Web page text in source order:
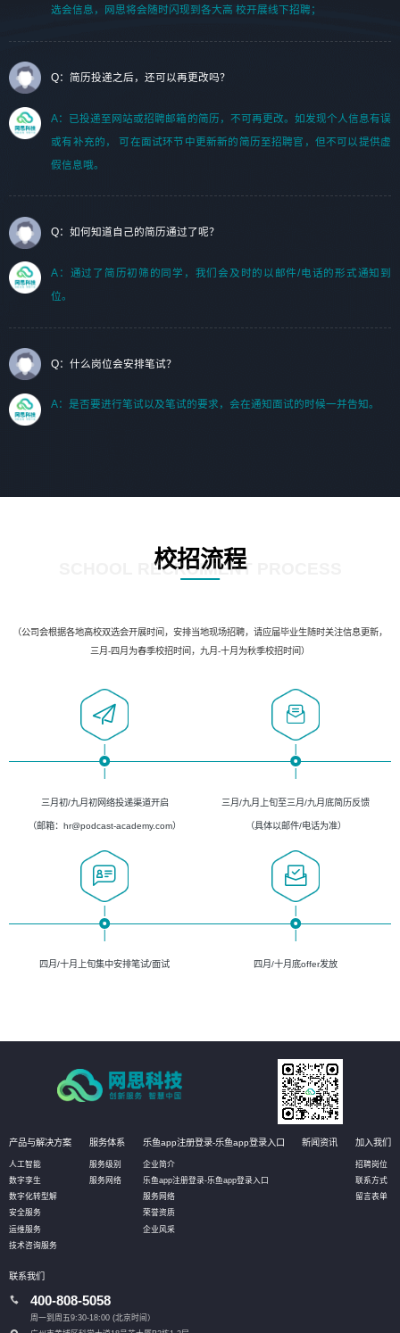
选会信息，网思将会随时闪现到各大高 校开展线下招聘；
Q：简历投递之后，还可以再更改吗？
A：已投递至网站或招聘邮箱的简历，不可再更改。如发现个人信息有误
或有补充的， 可在面试环节中更新新的简历至招聘官，但不可以提供虚
假信息哦。
Q：如何知道自己的简历通过了呢？
A：通过了简历初筛的同学，我们会及时的以邮件/电话的形式通知到
位。
Q：什么岗位会安排笔试？
A：是否要进行笔试以及笔试的要求，会在通知面试的时候一并告知。
校招流程
SCHOOL RECRUIMENT PROCESS
（公司会根据各地高校双选会开展时间，安排当地现场招聘，请应届毕业生随时关注信息更新，
三月-四月为春季校招时间，九月-十月为秋季校招时间）
三月初/九月初网络投递渠道开启
（邮箱：hr@podcast-academy.com）
三月/九月上旬至三月/九月底简历反馈
（具体以邮件/电话为准）
四月/十月上旬集中安排笔试/面试 四月/十月底offer发放
产品与解决方案
人工智能
数字孪生
数字化转型解
安全服务
运维服务
技术咨询服务
服务体系
服务级别
服务网络
乐鱼app注册登录-乐鱼app登录入口
企业简介
乐鱼app注册登录-乐鱼app登录入口
服务网络
荣誉资质
企业风采
新闻资讯 加入我们
招聘岗位
联系方式
留言表单
联系我们
400-808-5058
周一到周五9:30-18:00 (北京时间）